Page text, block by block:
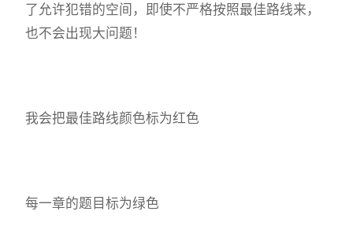
了允许犯错的空间，即使不严格按照最佳路线来，
也不会出现大问题！
我会把最佳路线颜色标为红色
每一章的题目标为绿色